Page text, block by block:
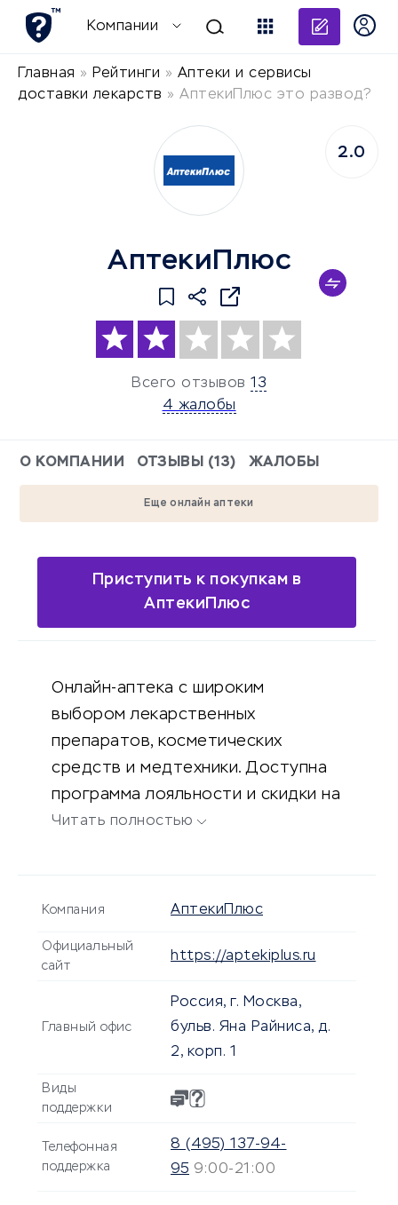
Компании
Главная » Рейтинги » Аптеки и сервисы
доставки лекарств » АптекиПлюс это развод?
АптекиПлюс
Всего отзывов 13
4 жалобы
2.0
О КОМПАНИИ ОТЗЫВЫ (13) ЖАЛОБЫ
Еще онлайн аптеки
Приступить к покупкам в
АптекиПлюс
Онлайн-аптека с широким
выбором лекарственных
препаратов, косметических
средств и медтехники. Доступна
программа лояльности и скидки на
товары.
Читать полностью
Компания АптекиПлюс
Официальный
сайт
https://aptekiplus.ru
Главный офис
Россия, г. Москва,
бульв. Яна Райниса, д.
2, корп. 1
Виды
поддержки
Телефонная
поддержка
8 (495) 137-94-
95 9:00-21:00